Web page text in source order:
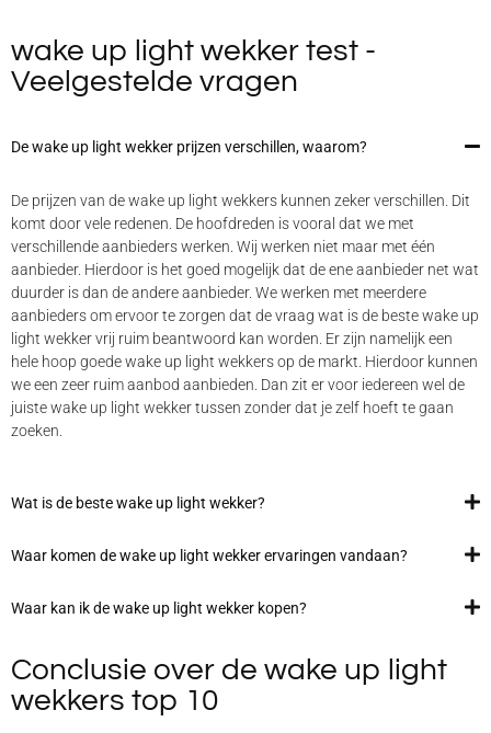
wake up light wekker test -
Veelgestelde vragen
De wake up light wekker prijzen verschillen, waarom?
De prijzen van de wake up light wekkers kunnen zeker verschillen. Dit
komt door vele redenen. De hoofdreden is vooral dat we met
verschillende aanbieders werken. Wij werken niet maar met één
aanbieder. Hierdoor is het goed mogelijk dat de ene aanbieder net wat
duurder is dan de andere aanbieder. We werken met meerdere
aanbieders om ervoor te zorgen dat de vraag wat is de beste wake up
light wekker vrij ruim beantwoord kan worden. Er zijn namelijk een
hele hoop goede wake up light wekkers op de markt. Hierdoor kunnen
we een zeer ruim aanbod aanbieden. Dan zit er voor iedereen wel de
juiste wake up light wekker tussen zonder dat je zelf hoeft te gaan
zoeken.
Wat is de beste wake up light wekker?
Waar komen de wake up light wekker ervaringen vandaan?
Waar kan ik de wake up light wekker kopen?
Conclusie over de wake up light
wekkers top 10